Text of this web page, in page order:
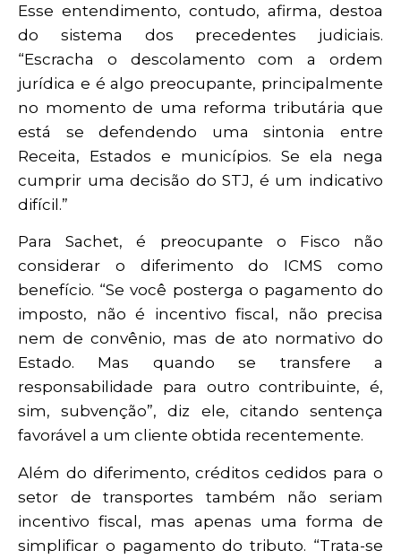
Esse entendimento, contudo, afirma, destoa
do sistema dos precedentes judiciais.
“Escracha o descolamento com a ordem
jurídica e é algo preocupante, principalmente
no momento de uma reforma tributária que
está se defendendo uma sintonia entre
Receita, Estados e municípios. Se ela nega
cumprir uma decisão do STJ, é um indicativo
difícil.”
Para Sachet, é preocupante o Fisco não
considerar o diferimento do ICMS como
benefício. “Se você posterga o pagamento do
imposto, não é incentivo fiscal, não precisa
nem de convênio, mas de ato normativo do
Estado. Mas quando se transfere a
responsabilidade para outro contribuinte, é,
sim, subvenção”, diz ele, citando sentença
favorável a um cliente obtida recentemente.
Além do diferimento, créditos cedidos para o
setor de transportes também não seriam
incentivo fiscal, mas apenas uma forma de
simplificar o pagamento do tributo. “Trata-se